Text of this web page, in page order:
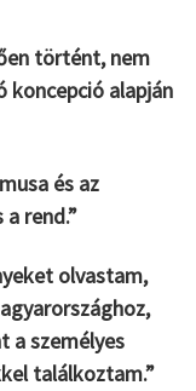
történt, nem
koncepció alapján
és az
rend.”
olvastam,
a személyes
találkoztam.”